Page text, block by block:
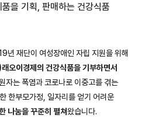
을 기획, 판매하는 건강식품
년 재단이 여성장애인 자립 지원을 위해
오이경제의 건강식품을 기부하면서
자는 폭염과 코로나로 이중고를 겪는
한부모가정, 일자리를 얻기 어려운
나눔을 꾸준히 펼쳐왔습니다.